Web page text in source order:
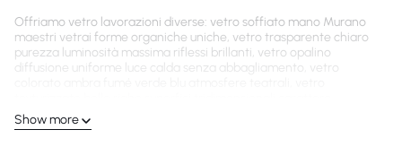
Offriamo vetro lavorazioni diverse: vetro soffiato mano Murano
maestri vetrai forme organiche uniche, vetro trasparente chiaro
purezza luminosità massima riflessi brillanti, vetro opalino
diffusione uniforme luce calda senza abbagliamento, vetro
Consulenza gratuita presso il nostro showroom Milano, Via Filippo
Show more